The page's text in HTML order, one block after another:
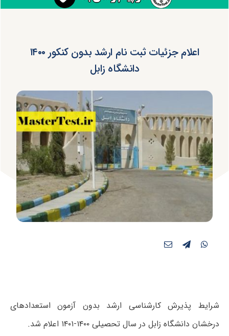
اعلام جزئیات ثبت نام ارشد بدون کنکور ۱۴۰۰
دانشگاه زابل
شرایط پذیرش کارشناسی ارشد بدون آزمون استعدادهای
درخشان دانشگاه زابل در سال تحصیلی ۱۴۰۰-۱۴۰۱ اعلام شد.